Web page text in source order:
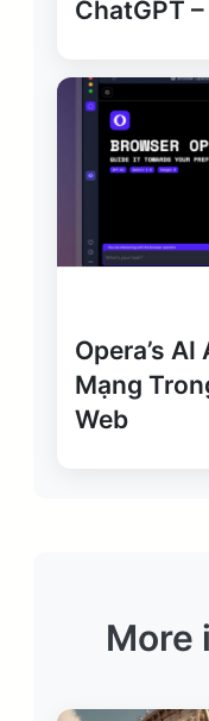
ChatGPT
Opera’s
Mạng
Web
More